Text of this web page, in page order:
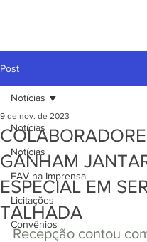
Post
Notícias
Notícias
FAV na Imprensa
Licitações
Convênios
Notícias
GANHAM
ESPECIAL EM
TALHADA
9 de nov. de 2023
Recepção contou